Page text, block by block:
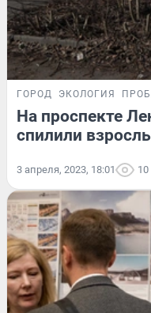
ГОРОД ЭКОЛОГИЯ
На проспекте
спилили
3 апреля, 2023, 18:01 10